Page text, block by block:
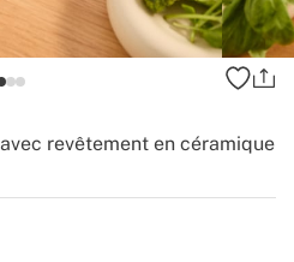
revêtement en céramique